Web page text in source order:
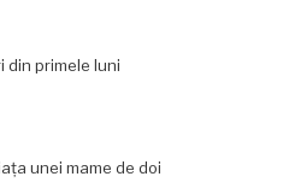
din primele luni
unei mame de doi